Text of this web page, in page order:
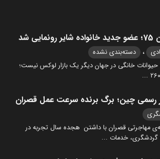
شد
، دسته‌بندی نشده
خانگی در جهان دیگر یک بازار لوکس نیست؛
...
رسمی چین؛ برگ برنده سرعت عمل قصران
مهاجرتی قصران با داشتن هجده سال تجربه در
خدمات ...